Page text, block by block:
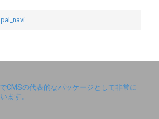
CMSの代表的なパッケージとして非常に
ます。